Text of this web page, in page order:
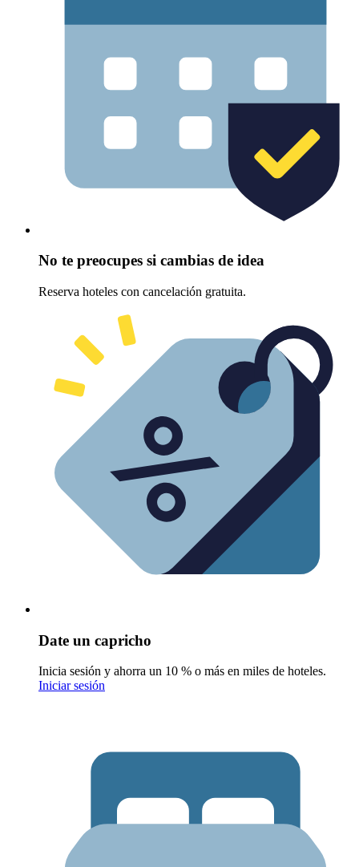
No te preocupes si cambias de idea
Reserva hoteles con cancelación gratuita.
Date un capricho
Inicia sesión y ahorra un 10 % o más en miles de hoteles.
Iniciar sesión